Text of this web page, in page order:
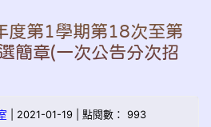
度第1學期第18次至第
簡章(一次公告分次招
| 2021-01-19 | 點閱數： 993